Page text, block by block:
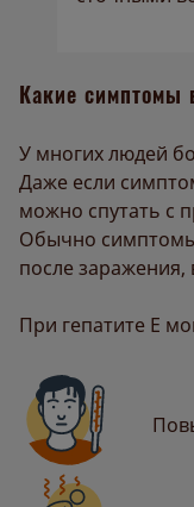
Какие симптомы
У многих людей
Даже если
можно спутать с
Обычно симптомы
после
При гепатите Е